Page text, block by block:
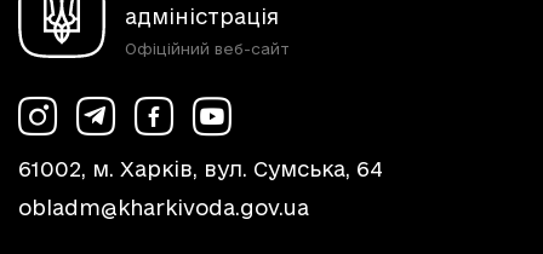
адміністрація
Офіційний веб-сайт
61002, м. Харків, вул. Сумська, 64
obladm@kharkivoda.gov.ua